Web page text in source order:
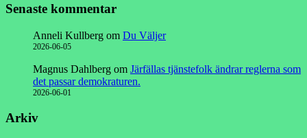
Senaste kommentar
Anneli Kullberg om Du Väljer
2026-06-05
Magnus Dahlberg om Järfällas tjänstefolk ändrar reglerna som
det passar demokraturen.
2026-06-01
Arkiv